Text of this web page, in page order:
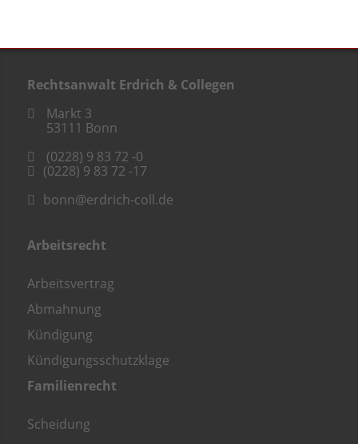
Rechtsanwalt Erdrich & Collegen
Markt 3
53111 Bonn
(0228) 9 83 72 -0
(0228) 9 83 72 -17
bonn@erdrich-coll.de
Arbeitsrecht
Arbeitsvertrag
Abmahnung
Kündigung
Kündigungsschutzklage
Familienrecht
Scheidung